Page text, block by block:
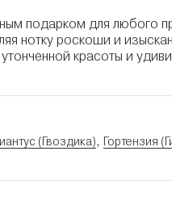
подарком для любого
нотку роскоши и
красоты и
(Гвоздика), Гортензия